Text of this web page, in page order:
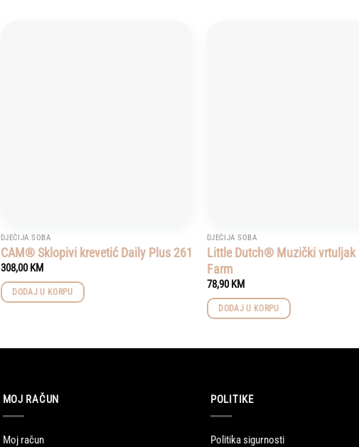
DJEČIJA SOBA
CAM® Sklopivi krevetić Daily Plus 261
308,00KM
DODAJ U KORPU
DJEČIJA SOBA
Little Dutch® Muzički vrtuljak
Farm
78,90KM
DODAJ U KORPU
MOJ RAČUN
Moj račun
POLITIKE
Politika sigurnosti